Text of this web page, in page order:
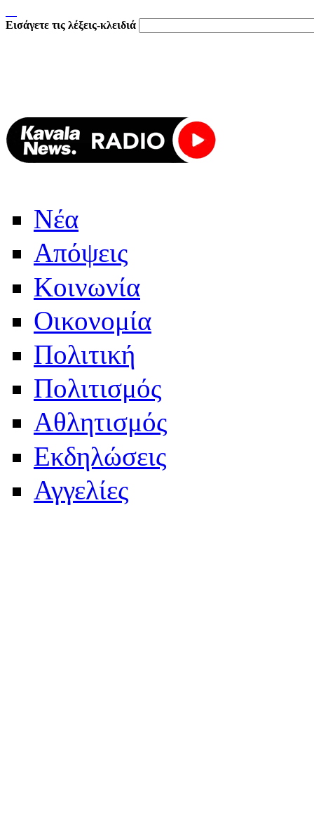
Εισάγετε τις λέξεις-κλειδιά
Νέα
Απόψεις
Κοινωνία
Οικονομία
Πολιτική
Πολιτισμός
Αθλητισμός
Εκδηλώσεις
Αγγελίες